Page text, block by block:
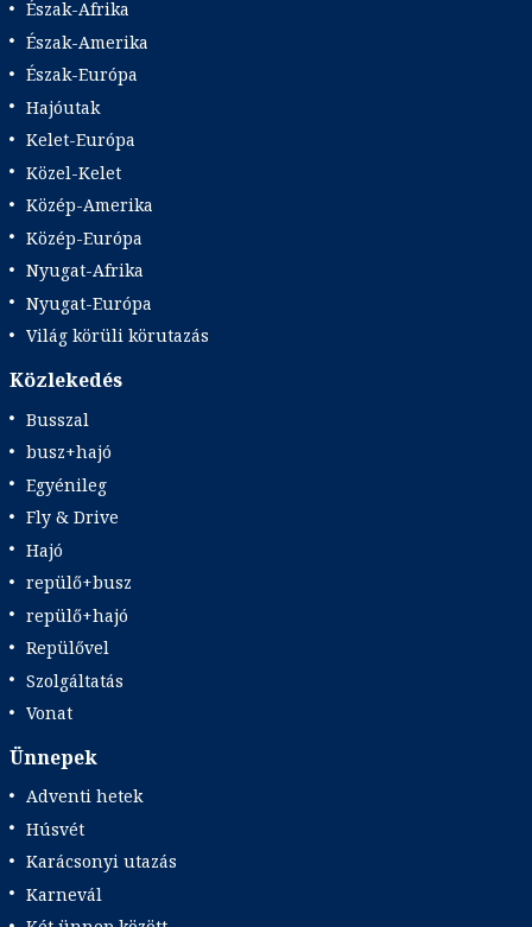
Észak-Afrika
Észak-Amerika
Észak-Európa
Hajóutak
Kelet-Európa
Közel-Kelet
Közép-Amerika
Közép-Európa
Nyugat-Afrika
Nyugat-Európa
Világ körüli körutazás
Közlekedés
Busszal
busz+hajó
Egyénileg
Fly & Drive
Hajó
repülő+busz
repülő+hajó
Repülővel
Szolgáltatás
Vonat
Ünnepek
Adventi hetek
Húsvét
Karácsonyi utazás
Karnevál